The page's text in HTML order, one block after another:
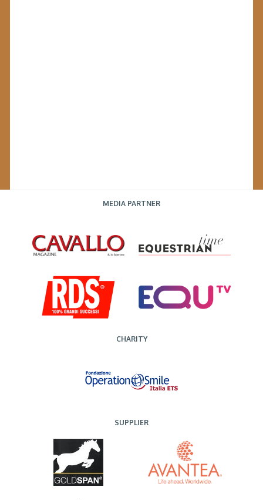
MEDIA PARTNER
CHARITY
SUPPLIER